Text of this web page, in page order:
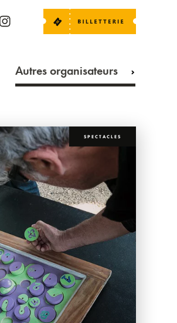
Autres organisateurs
SPECTACLES